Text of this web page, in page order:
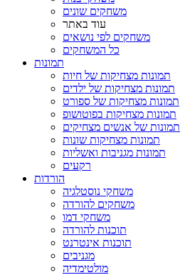
משחקים שונים
עוד באתר
משחקים לפי נושאים
כל המשחקים
תמונות
תמונות מצחיקות של חיות
תמונות מצחיקות של ילדים
תמונות מצחיקות של ספורט
תמונות מצחיקות בפוטושופ
תמונות של אנשים מצחיקים
תמונות מצחיקות שונות
תמונות מגניבות ואשליות
רקעים
הורדות
משחקי נוסטלגיה
משחקים להורדה
משחקי דמו
תוכנות להורדה
תוכנות אינטרנט
מגניבים
מולטימדיה